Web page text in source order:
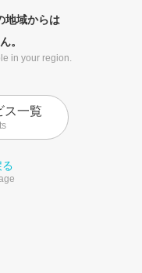
地域からは
。
in your region.
ス一覧